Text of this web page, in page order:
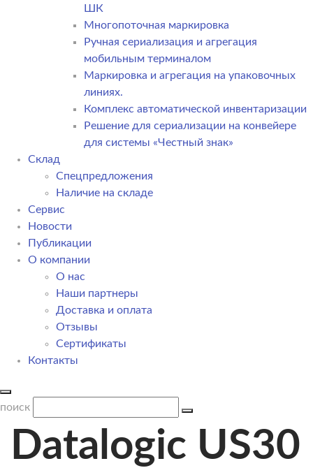
ШК
Многопоточная маркировка
Ручная сериализация и агрегация
мобильным терминалом
Маркировка и агрегация на упаковочных
линиях.
Комплекс автоматической инвентаризации
Решение для сериализации на конвейере
для системы «Честный знак»
Склад
Спецпредложения
Наличие на складе
Сервис
Новости
Публикации
О компании
О нас
Наши партнеры
Доставка и оплата
Отзывы
Сертификаты
Контакты
поиск
Datalogic US30